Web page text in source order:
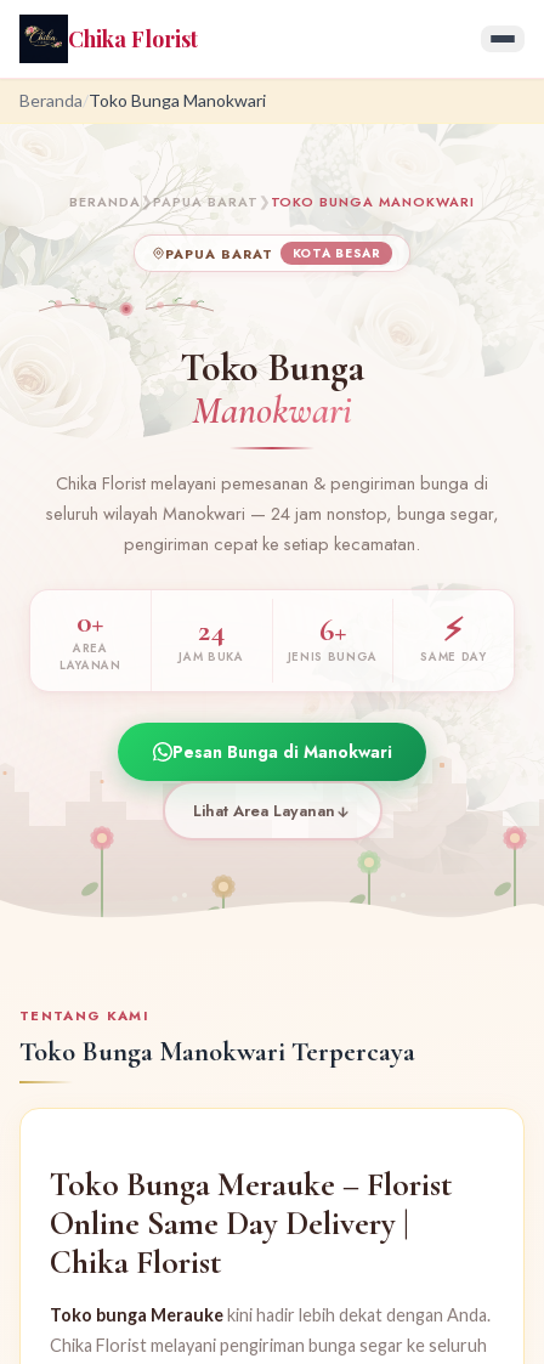
Chika Florist
Beranda/Toko Bunga Manokwari
BERANDA❯PAPUA BARAT ❯TOKO BUNGA MANOKWARI
PAPUA BARAT KOTA BESAR
Toko Bunga
Manokwari
Chika Florist melayani pemesanan & pengiriman bunga di
seluruh wilayah Manokwari — 24 jam nonstop, bunga segar,
pengiriman cepat ke setiap kecamatan.
0+
AREA
LAYANAN
24
JAM BUKA
6+
JENIS BUNGA
⚡
SAME DAY
Pesan Bunga di Manokwari
Lihat Area Layanan
TENTANG KAMI
Toko Bunga Manokwari Terpercaya
Toko Bunga Merauke – Florist
Online Same Day Delivery |
Chika Florist
Toko bunga Meraukekini hadir lebih dekat dengan Anda.
Chika Florist melayani pengiriman bunga segar ke seluruh